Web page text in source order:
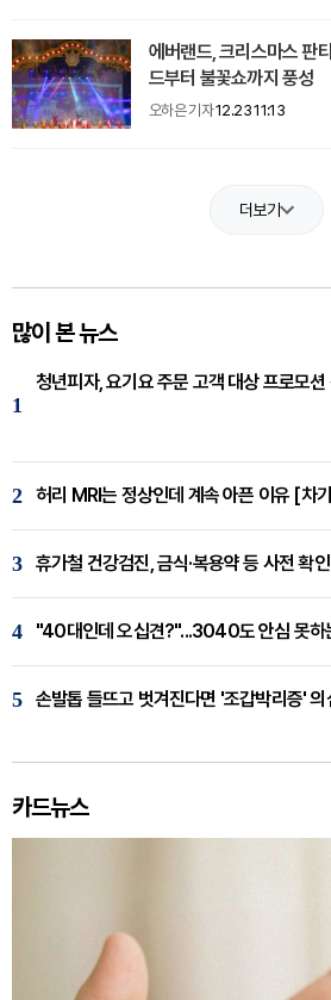
에버랜드, 크리스마스 판
드부터 불꽃쇼까지 풍성
오하은 기자12.23 11:13
더보기
많이 본 뉴스
1
청년피자, 요기요 주문 고객 대상 프로모션
2 허리 MRI는 정상인데 계속 아픈 이유 [차
3 휴가철 건강검진, 금식·복용약 등 사전 확
4 "40대인데 오십견?"...3040도 안심 못하
5 손발톱 들뜨고 벗겨진다면 '조갑박리증'
카드뉴스